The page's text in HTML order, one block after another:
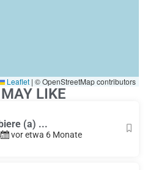
Leaflet | © OpenStreetMap contributors
LIKE
(a) ...
vor etwa 6 Monate